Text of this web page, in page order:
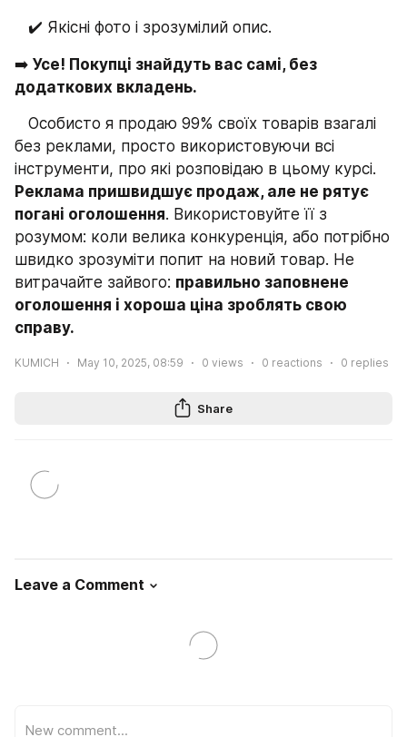
   ✔️ Якісні фото і зрозумілий опис.
➡️ Усе! Покупці знайдуть вас самі, без
додаткових вкладень.
без реклами, просто використовуючи всі
Реклама пришвидшує продаж, але не рятує
погані оголошення. Використовуйте її з
розумом: коли велика конкуренція, або потрібно
швидко зрозуміти попит на новий товар. Не
витрачайте зайвого: правильно заповнене
оголошення і хороша ціна зроблять свою
справу.
KUMICH May 10, 2025, 08:59 0 views 0 reactions 0 replies
Share
Leave a Comment